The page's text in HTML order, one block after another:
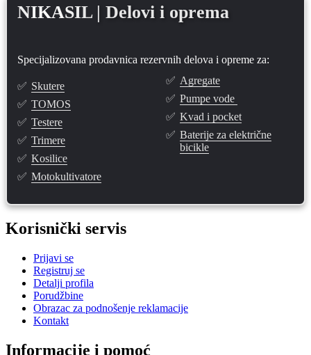
NIKASIL | Delovi i oprema
Specijalizovana prodavnica rezervnih delova i opreme za:
✅ Skutere
✅ TOMOS
✅ Testere
✅ Trimere
✅ Kosilice
✅ Motokultivatore
✅ Agregate
✅ Pumpe vode
✅ Kvad i pocket
✅ Baterije za električne
bicikle
Korisnički servis
Prijavi se
Registruj se
Detalji profila
Porudžbine
Obrazac za podnošenje reklamacije
Kontakt
Informacije i pomoć